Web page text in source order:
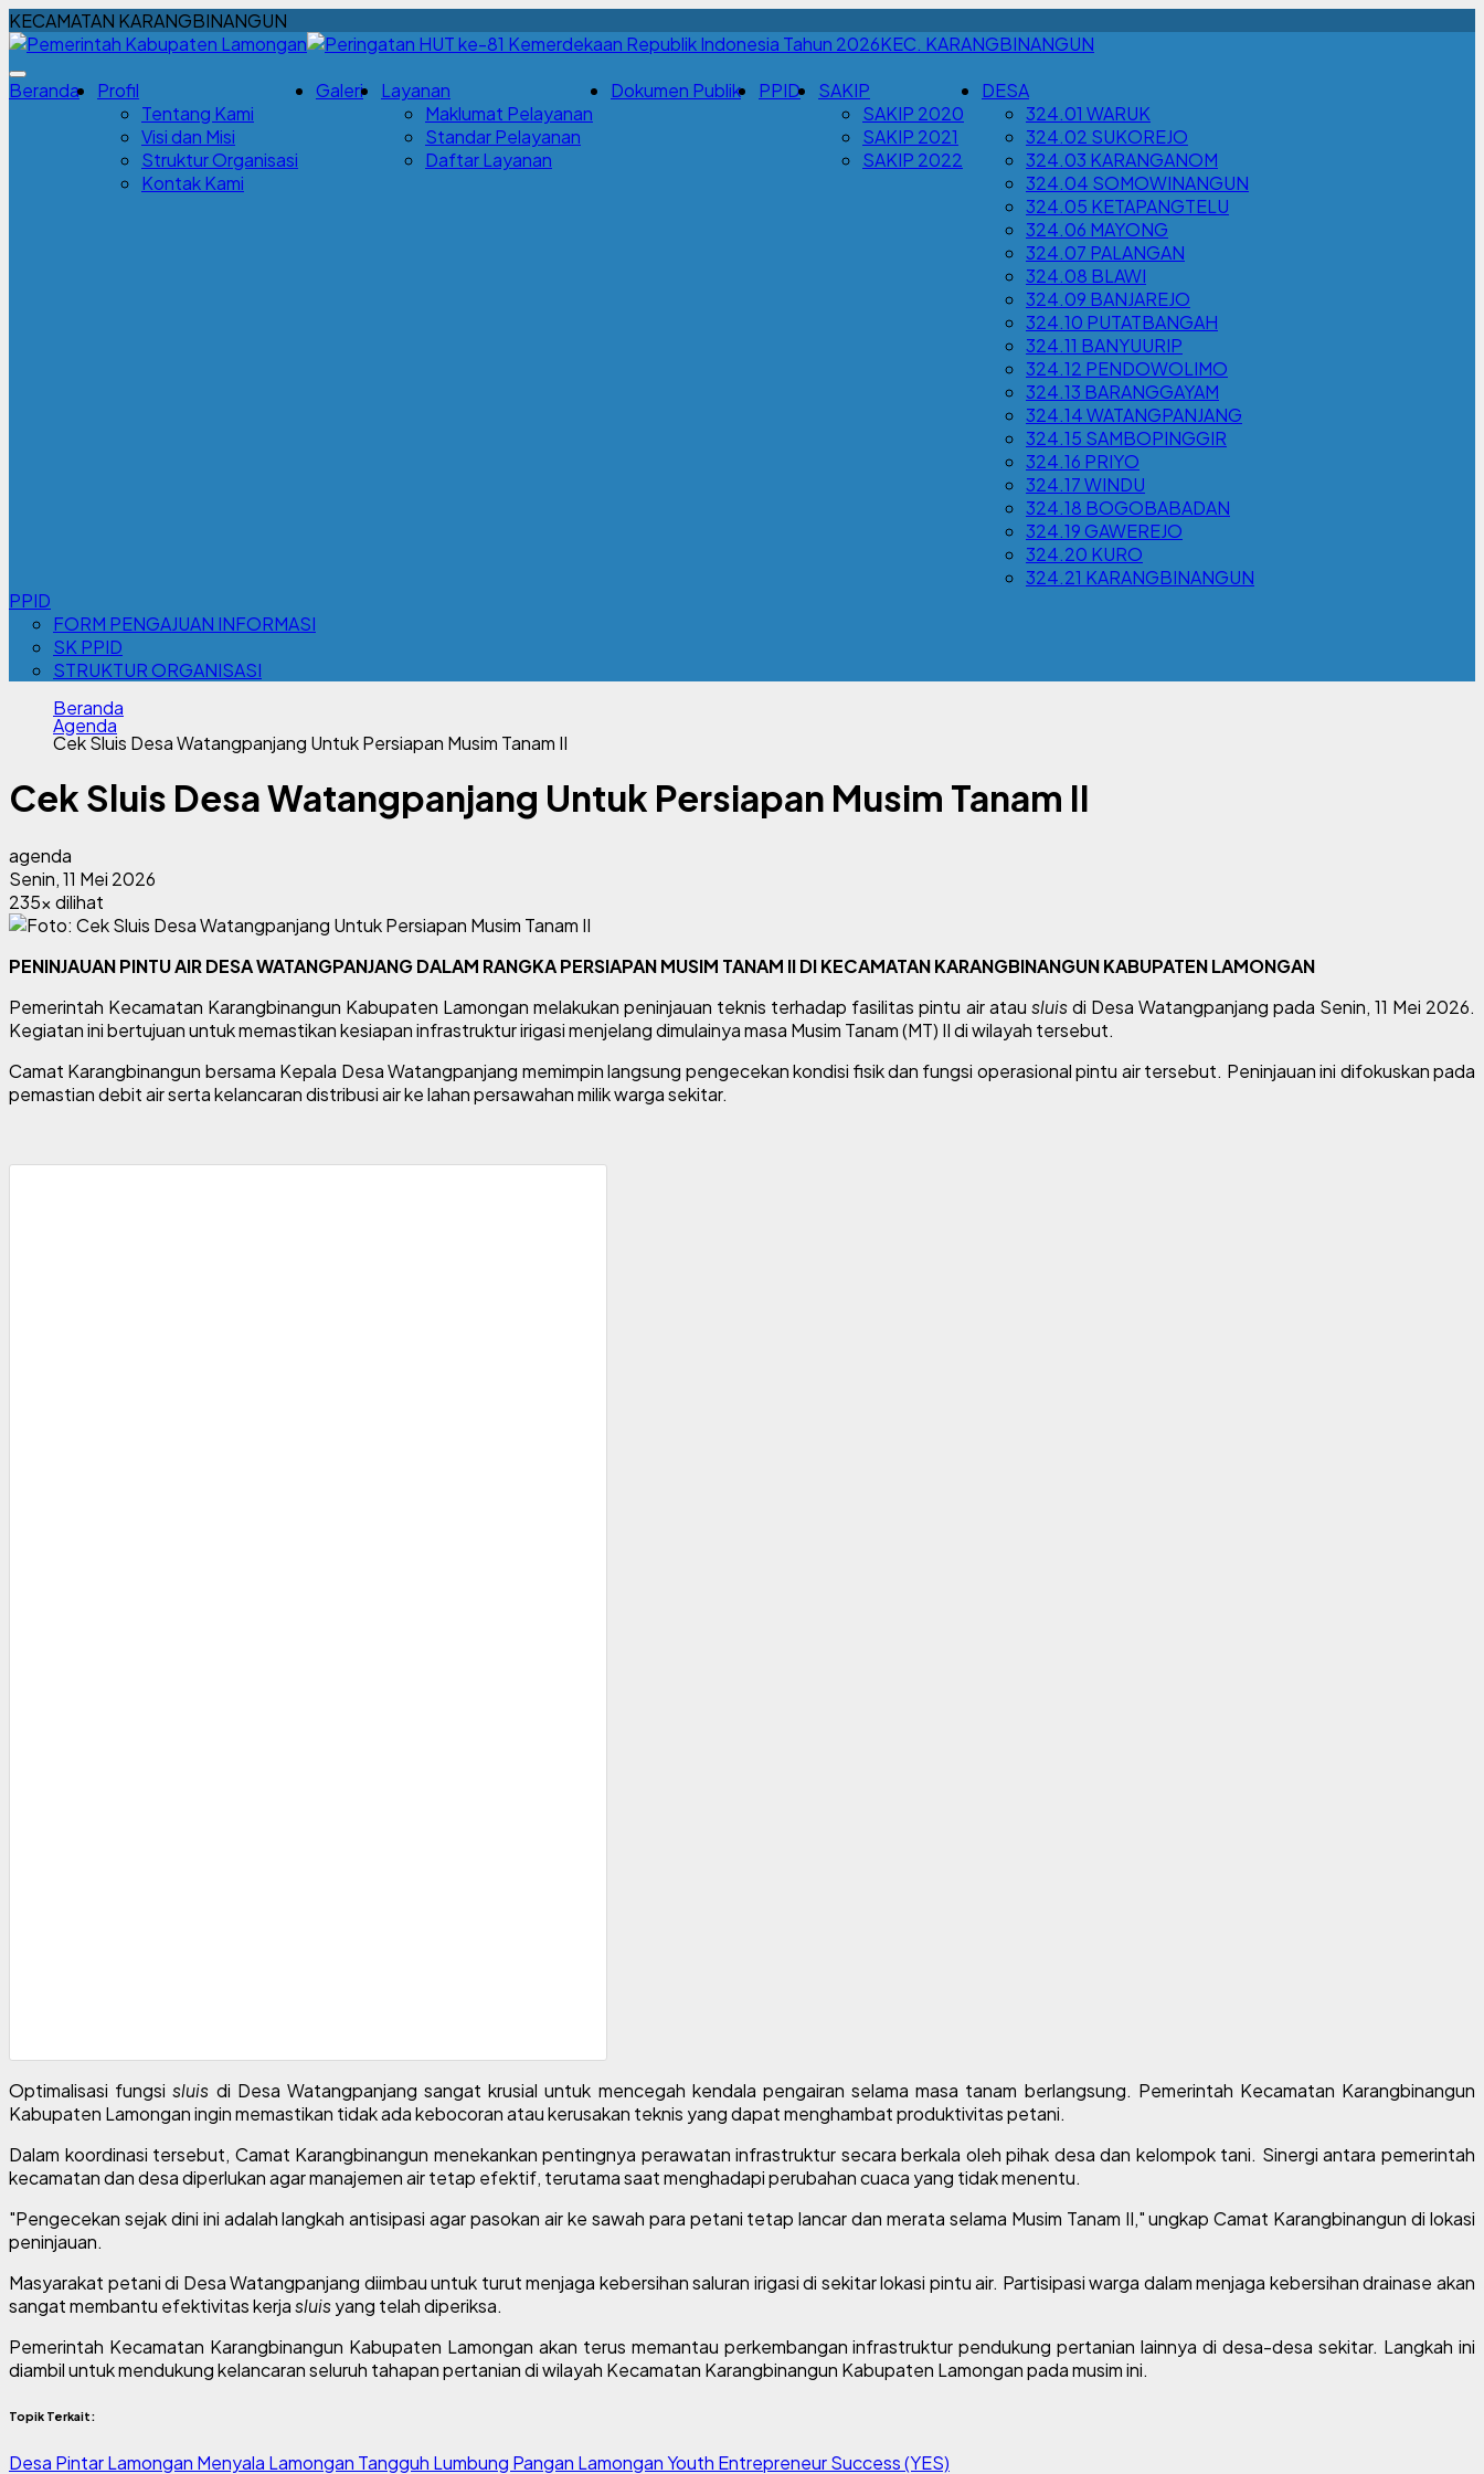
KECAMATAN KARANGBINANGUN
KEC. KARANGBINANGUN
Beranda
Profil
Tentang Kami
Visi dan Misi
Struktur Organisasi
Kontak Kami
Galeri
Layanan
Maklumat Pelayanan
Standar Pelayanan
Daftar Layanan
Dokumen Publik PPID
SAKIP
SAKIP 2020
SAKIP 2021
SAKIP 2022
DESA
324.01 WARUK
324.02 SUKOREJO
324.03 KARANGANOM
324.04 SOMOWINANGUN
324.05 KETAPANGTELU
324.06 MAYONG
324.07 PALANGAN
324.08 BLAWI
324.09 BANJAREJO
324.10 PUTATBANGAH
324.11 BANYUURIP
324.12 PENDOWOLIMO
324.13 BARANGGAYAM
324.14 WATANGPANJANG
324.15 SAMBOPINGGIR
324.16 PRIYO
324.17 WINDU
324.18 BOGOBABADAN
324.19 GAWEREJO
324.20 KURO
324.21 KARANGBINANGUN
PPID
FORM PENGAJUAN INFORMASI
SK PPID
STRUKTUR ORGANISASI
Beranda
Agenda
Cek Sluis Desa Watangpanjang Untuk Persiapan Musim Tanam II
Cek Sluis Desa Watangpanjang Untuk Persiapan Musim Tanam II
agenda
Senin, 11 Mei 2026
235x dilihat
PENINJAUAN PINTU AIR DESA WATANGPANJANG DALAM RANGKA PERSIAPAN MUSIM TANAM II DI KECAMATAN KARANGBINANGUN KABUPATEN LAMONGAN
Pemerintah Kecamatan Karangbinangun Kabupaten Lamongan melakukan peninjauan teknis terhadap fasilitas pintu air atau sluisdi Desa Watangpanjang pada Senin, 11 Mei 2026.
Kegiatan ini bertujuan untuk memastikan kesiapan infrastruktur irigasi menjelang dimulainya masa Musim Tanam (MT) II di wilayah tersebut.
Camat Karangbinangun bersama Kepala Desa Watangpanjang memimpin langsung pengecekan kondisi fisik dan fungsi operasional pintu air tersebut. Peninjauan ini difokuskan pada
pemastian debit air serta kelancaran distribusi air ke lahan persawahan milik warga sekitar.
Optimalisasi fungsisluis di Desa Watangpanjang sangat krusial untuk mencegah kendala pengairan selama masa tanam berlangsung. Pemerintah Kecamatan Karangbinangun
Kabupaten Lamongan ingin memastikan tidak ada kebocoran atau kerusakan teknis yang dapat menghambat produktivitas petani.
Dalam koordinasi tersebut, Camat Karangbinangun menekankan pentingnya perawatan infrastruktur secara berkala oleh pihak desa dan kelompok tani. Sinergi antara pemerintah
kecamatan dan desa diperlukan agar manajemen air tetap efektif, terutama saat menghadapi perubahan cuaca yang tidak menentu.
"Pengecekan sejak dini ini adalah langkah antisipasi agar pasokan air ke sawah para petani tetap lancar dan merata selama Musim Tanam II," ungkap Camat Karangbinangun di lokasi
peninjauan.
Masyarakat petani di Desa Watangpanjang diimbau untuk turut menjaga kebersihan saluran irigasi di sekitar lokasi pintu air. Partisipasi warga dalam menjaga kebersihan drainase akan
sangat membantu efektivitas kerjasluisyang telah diperiksa.
Pemerintah Kecamatan Karangbinangun Kabupaten Lamongan akan terus memantau perkembangan infrastruktur pendukung pertanian lainnya di desa-desa sekitar. Langkah ini
diambil untuk mendukung kelancaran seluruh tahapan pertanian di wilayah Kecamatan Karangbinangun Kabupaten Lamongan pada musim ini.
Topik Terkait:
Desa PintarLamongan Menyala Lamongan Tangguh Lumbung Pangan LamonganYouth Entrepreneur Success (YES)